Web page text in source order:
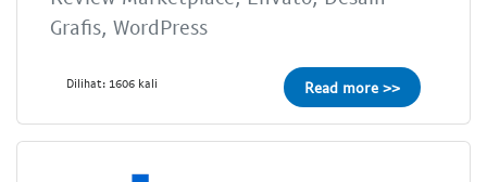
Grafis, WordPress
Dilihat: 1606 kali Read more >>